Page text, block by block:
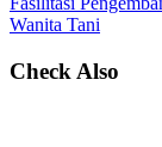
Wanita Tani
Check Also